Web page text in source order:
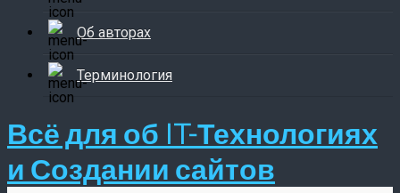
Об авторах
Терминология
Всё для об IT-Технологиях
и Создании сайтов